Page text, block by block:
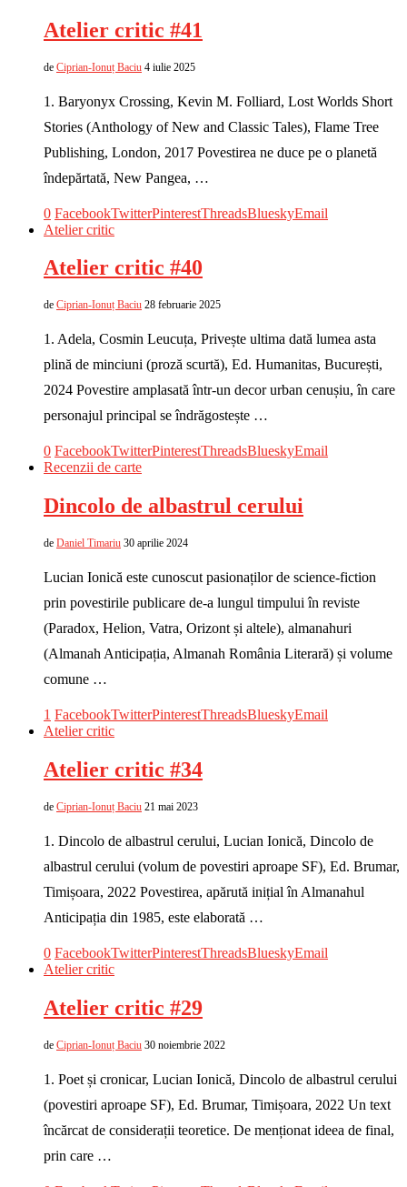
Atelier critic #41
de Ciprian-Ionuț Baciu 4 iulie 2025
1. Baryonyx Crossing, Kevin M. Folliard, Lost Worlds Short
Stories (Anthology of New and Classic Tales), Flame Tree
Publishing, London, 2017 Povestirea ne duce pe o planetă
îndepărtată, New Pangea, …
0 FacebookTwitterPinterestThreadsBlueskyEmail
Atelier critic
Atelier critic #40
de Ciprian-Ionuț Baciu 28 februarie 2025
1. Adela, Cosmin Leucuța, Privește ultima dată lumea asta
plină de minciuni (proză scurtă), Ed. Humanitas, București,
2024 Povestire amplasată într-un decor urban cenușiu, în care
personajul principal se îndrăgostește …
0 FacebookTwitterPinterestThreadsBlueskyEmail
Recenzii de carte
Dincolo de albastrul cerului
de Daniel Timariu 30 aprilie 2024
Lucian Ionică este cunoscut pasionaților de science-fiction
prin povestirile publicare de-a lungul timpului în reviste
(Paradox, Helion, Vatra, Orizont și altele), almanahuri
(Almanah Anticipația, Almanah România Literară) și volume
comune …
1 FacebookTwitterPinterestThreadsBlueskyEmail
Atelier critic
Atelier critic #34
de Ciprian-Ionuț Baciu 21 mai 2023
1. Dincolo de albastrul cerului, Lucian Ionică, Dincolo de
albastrul cerului (volum de povestiri aproape SF), Ed. Brumar,
Timișoara, 2022 Povestirea, apărută inițial în Almanahul
Anticipația din 1985, este elaborată …
0 FacebookTwitterPinterestThreadsBlueskyEmail
Atelier critic
Atelier critic #29
de Ciprian-Ionuț Baciu 30 noiembrie 2022
1. Poet și cronicar, Lucian Ionică, Dincolo de albastrul cerului
(povestiri aproape SF), Ed. Brumar, Timișoara, 2022 Un text
încărcat de considerații teoretice. De menționat ideea de final,
prin care …